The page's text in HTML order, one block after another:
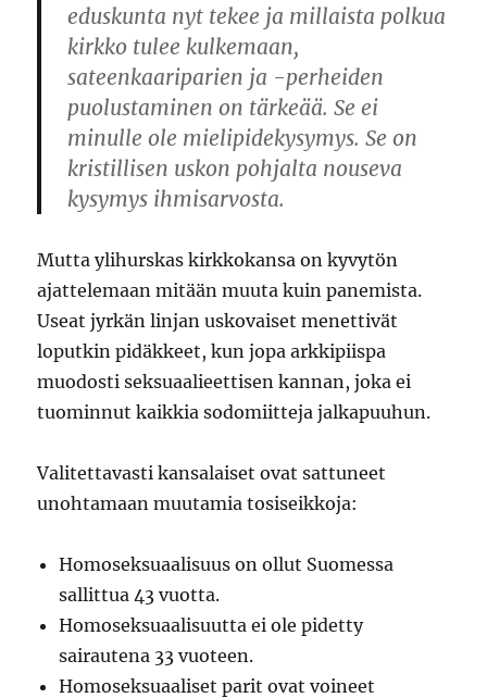
eduskunta nyt tekee ja millaista polkua
kirkko tulee kulkemaan,
sateenkaariparien ja -perheiden
puolustaminen on tärkeää. Se ei
minulle ole mielipidekysymys. Se on
kristillisen uskon pohjalta nouseva
kysymys ihmisarvosta.
Mutta ylihurskas kirkkokansa on kyvytön
ajattelemaan mitään muuta kuin panemista.
Useat jyrkän linjan uskovaiset menettivät
loputkin pidäkkeet, kun jopa arkkipiispa
muodosti seksuaalieettisen kannan, joka ei
tuominnut kaikkia sodomiitteja jalkapuuhun.
Valitettavasti kansalaiset ovat sattuneet
unohtamaan muutamia tosiseikkoja:
Homoseksuaalisuus on ollut Suomessa
sallittua 43 vuotta.
Homoseksuaalisuutta ei ole pidetty
sairautena 33 vuoteen.
Homoseksuaaliset parit ovat voineet